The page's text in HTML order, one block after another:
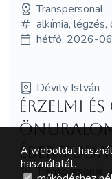
Transpersonal
alkímia,
hétfő, 2026-
Dévity István
Érzelmi
éber
Transpersonal
A weboldal
használatát.